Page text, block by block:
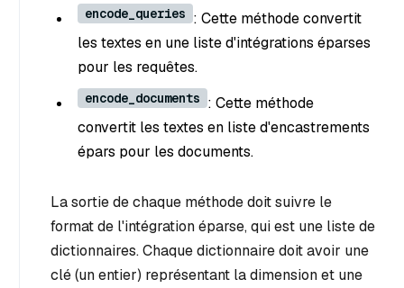
encode_queries : Cette méthode convertit
les textes en une liste d'intégrations éparses
pour les requêtes.
encode_documents : Cette méthode
convertit les textes en liste d'encastrements
épars pour les documents.
La sortie de chaque méthode doit suivre le
format de l'intégration éparse, qui est une liste de
dictionnaires. Chaque dictionnaire doit avoir une
clé (un entier) représentant la dimension et une